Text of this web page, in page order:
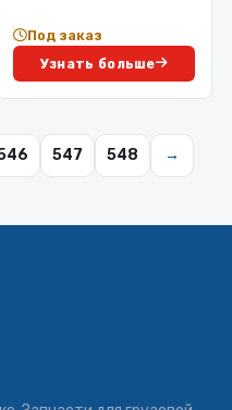
Под заказ
Узнать больше
547 548 →